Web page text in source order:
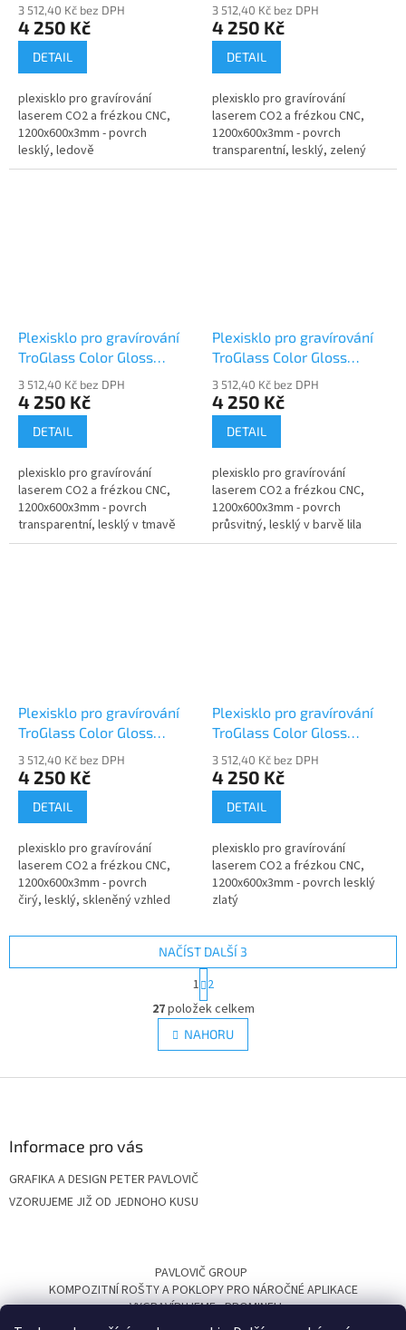
3 512,40 Kč bez DPH
4 250 Kč
DETAIL
plexisklo pro gravírování
laserem CO2 a frézkou CNC,
1200x600x3mm - povrch
lesklý, ledově
modrý, fluorescenční
3 512,40 Kč bez DPH
4 250 Kč
DETAIL
plexisklo pro gravírování
laserem CO2 a frézkou CNC,
1200x600x3mm - povrch
transparentní, lesklý, zelený
Plexisklo pro gravírování
TroGlass Color Gloss
117140-P
3 512,40 Kč bez DPH
4 250 Kč
DETAIL
plexisklo pro gravírování
laserem CO2 a frézkou CNC,
1200x600x3mm - povrch
transparentní, lesklý v tmavě
zelené
Plexisklo pro gravírování
TroGlass Color Gloss
117141-P
3 512,40 Kč bez DPH
4 250 Kč
DETAIL
plexisklo pro gravírování
laserem CO2 a frézkou CNC,
1200x600x3mm - povrch
průsvitný, lesklý v barvě lila
Plexisklo pro gravírování
TroGlass Color Gloss
117143-P
3 512,40 Kč bez DPH
4 250 Kč
DETAIL
plexisklo pro gravírování
laserem CO2 a frézkou CNC,
1200x600x3mm - povrch
čirý, lesklý, skleněný vzhled
Plexisklo pro gravírování
TroGlass Color Gloss
129875-P
3 512,40 Kč bez DPH
4 250 Kč
DETAIL
plexisklo pro gravírování
laserem CO2 a frézkou CNC,
1200x600x3mm - povrch lesklý
zlatý
O
v
l
á
i
s
u
NAČÍST DALŠÍ 3
t
r
á
n
k
v
1 2
27položek celkem
NAHORU
Informace pro vás
GRAFIKA A DESIGN PETER PAVLOVIČ
VZORUJEME JIŽ OD JEDNOHO KUSU
PAVLOVIČ GROUP
KOMPOZITNÍ ROŠTY A POKLOPY PRO NÁROČNÉ APLIKACE
VYGRAVÍRUJEME PROMINELI